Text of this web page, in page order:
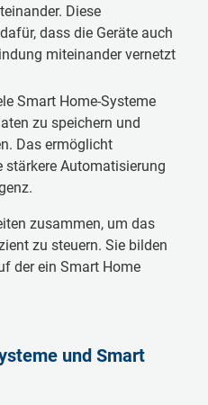
Diese
dass die Geräte auch
miteinander vernetzt
Smart Home-Systeme
zu speichern und
Das ermöglicht
stärkere Automatisierung
zusammen, um das
zu steuern. Sie bilden
der ein Smart Home
und Smart